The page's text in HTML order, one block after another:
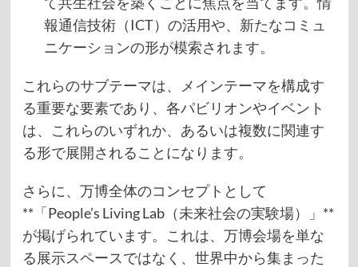
報通信技術（ICT）の活用や、新たなコミュ
ニケーションの形が模索されます。
これらのサブテーマは、メインテーマを構成す
る重要な要素であり、各パビリオンやイベント
は、これらのいずれか、あるいは複数に関連す
る形で展開されることになります。
さらに、万博全体のコンセプトとして
**「People’s Living Lab（未来社会の実験場）」**
が掲げられています。これは、万博会場を単な
る展示スペースではなく、世界中から集まった